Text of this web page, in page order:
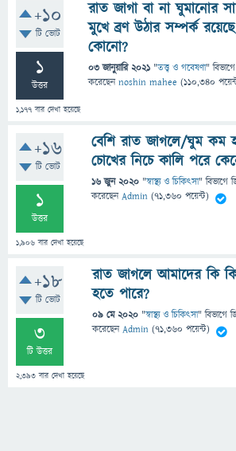
+10
টি ভোট
1
উত্তর
1,177 বার দেখা হয়েছে
রাত জাগা বা না ঘুমানোর
মুখে ব্রণ উঠার সম্পর্ক রয়েছে
কোনো?
03 জানুয়ারি 2021 "তত্ত্ব ও গবেষণা" বিভাগে
করেছেনnoshin mahee (110,340
+16
টি ভোট
1
উত্তর
1,906 বার দেখা হয়েছে
বেশি রাত জাগলে/ঘুম কম
চোখের নিচে কালি পরে
16 জুন 2020 "স্বাস্থ্য ও চিকিৎসা" বিভাগে
করেছেনAdmin (71,360 পয়েন্ট)
+18
টি ভোট
3
টি উত্তর
2,393 বার দেখা হয়েছে
রাত জাগলে আমাদের কি
হতে পারে?
09 মে 2020 "স্বাস্থ্য ও চিকিৎসা" বিভাগে
করেছেনAdmin (71,360 পয়েন্ট)